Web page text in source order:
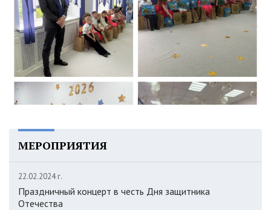
МЕРОПРИЯТИЯ
22.02.2024 г.
Праздничный концерт в честь Дня защитника
Отечества